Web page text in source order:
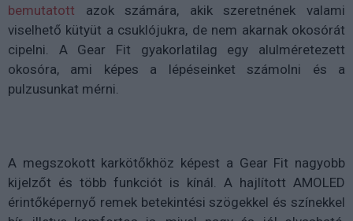
bemutatott azok számára, akik szeretnének valami
viselhető kütyüt a csuklójukra, de nem akarnak okosórát
cipelni. A Gear Fit gyakorlatilag egy alulméretezett
okosóra, ami képes a lépéseinket számolni és a
pulzusunkat mérni.
A megszokott karkötőkhöz képest a Gear Fit nagyobb
kijelzőt és több funkciót is kínál. A hajlított AMOLED
érintőképernyő remek betekintési szögekkel és színekkel